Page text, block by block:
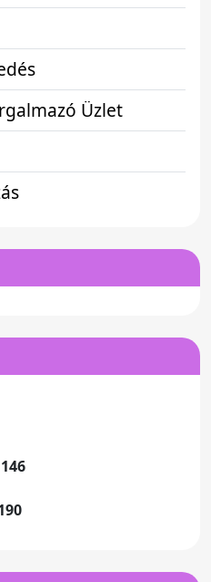
Üzlet